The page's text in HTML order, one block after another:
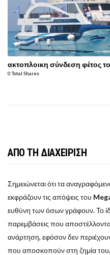
ακτοπλοικη σύνδεση φέτος
0 Total Shares
ΑΠΟ ΤΗ ΔΙΑΧΕΙΡΙΣΗ
Σημειώνεται ότι τα
εκφράζουν τις απόψεις του
ευθύνη των όσων γράφουν. Το
παρεμβάσεις που
ανάρτηση, εφόσον δεν
που αποσκοπούν στη ζημία